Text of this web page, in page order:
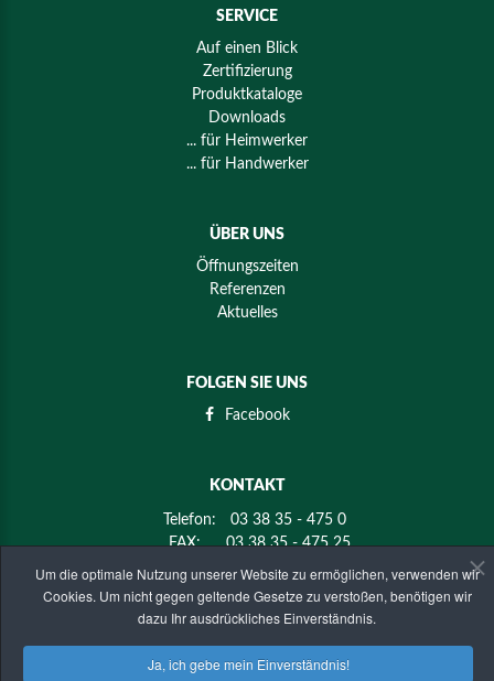
Um die optimale Nutzung unserer Website zu ermöglichen, verwenden wir
Cookies. Um nicht gegen geltende Gesetze zu verstoßen, benötigen wir
dazu Ihr ausdrückliches Einverständnis.
Ja, ich gebe mein Einverständnis!
SERVICE
Auf einen Blick
Zertifizierung
Produktkataloge
Downloads
... für Heimwerker
... für Handwerker
ÜBER UNS
Öffnungszeiten
Referenzen
Aktuelles
FOLGEN SIE UNS
Facebook
KONTAKT
Telefon:
03 38 35 - 475 0
FAX:
03 38 35 - 475 25
KMK-Holz Mier GmbH & Co. KG